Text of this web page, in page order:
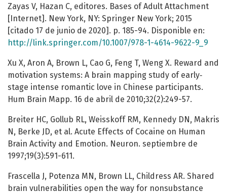
Zayas V, Hazan C, editores. Bases of Adult Attachment
[Internet]. New York, NY: Springer New York; 2015
[citado 17 de junio de 2020]. p. 185-94. Disponible en:
http://link.springer.com/10.1007/978-1-4614-9622-9_9
Xu X, Aron A, Brown L, Cao G, Feng T, Weng X. Reward and
motivation systems: A brain mapping study of early‐
stage intense romantic love in Chinese participants.
Hum Brain Mapp. 16 de abril de 2010;32(2):249-57.
Breiter HC, Gollub RL, Weisskoff RM, Kennedy DN, Makris
N, Berke JD, et al. Acute Effects of Cocaine on Human
Brain Activity and Emotion. Neuron. septiembre de
1997;19(3):591-611.
Frascella J, Potenza MN, Brown LL, Childress AR. Shared
brain vulnerabilities open the way for nonsubstance